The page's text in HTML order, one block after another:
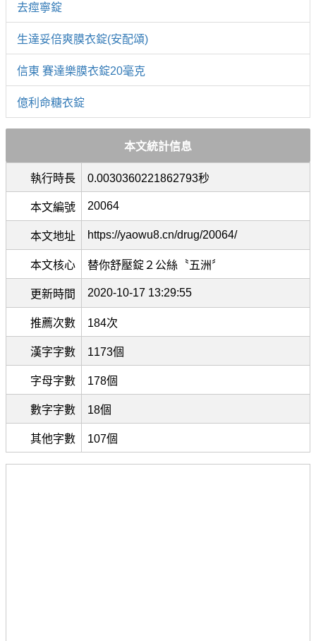
去痙寧錠
生達妥倍爽膜衣錠(安配頌)
信東 賽達樂膜衣錠20毫克
億利命糖衣錠
本文統計信息
執行時長 0.0030360221862793秒
本文編號 20064
本文地址 https://yaowu8.cn/drug/20064/
本文核心 替你舒壓錠２公絲〝五洲〞
更新時間 2020-10-17 13:29:55
推薦次數 184次
漢字字數 1173個
字母字數 178個
數字字數 18個
其他字數 107個